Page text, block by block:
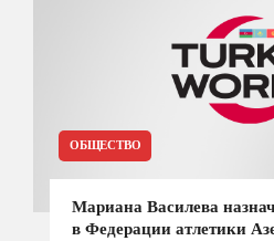
ОБЩЕСТВО
Мариана Василева
в Федерации атлетики